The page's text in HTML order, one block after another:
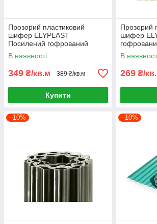
Прозорий пластиковий
шифер ELYPLAST
Посилений гофрований
(Зелений)
В наявності
349 ₴/кв.м 389 ₴/кв.м
Купити
Прозорий
шифер
В
269 ₴/
–10% –10%